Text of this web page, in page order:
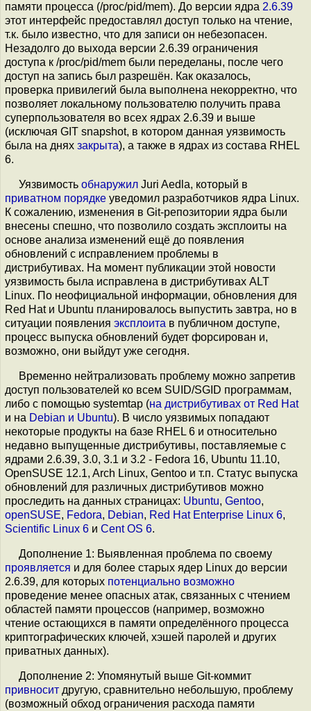
памяти процесса (/proc/pid/mem). До версии ядра 2.6.39
этот интерфейс предоставлял доступ только на чтение,
т.к. было известно, что для записи он небезопасен.
Незадолго до выхода версии 2.6.39 ограничения
доступа к /proc/pid/mem были переделаны, после чего
доступ на запись был разрешён. Как оказалось,
проверка привилегий была выполнена некорректно, что
позволяет локальному пользователю получить права
суперпользователя во всех ядрах 2.6.39 и выше
(исключая GIT snapshot, в котором данная уязвимость
была на днях закрыта), а также в ядрах из состава RHEL
6.
Уязвимость обнаружил Juri Aedla, который в
приватном порядке уведомил разработчиков ядра Linux.
К сожалению, изменения в Git-репозитории ядра были
внесены спешно, что позволило создать эксплоиты на
основе анализа изменений ещё до появления
обновлений с исправлением проблемы в
дистрибутивах. На момент публикации этой новости
уязвимость была исправлена в дистрибутивах ALT
Linux. По неофициальной информации, обновления для
Red Hat и Ubuntu планировалось выпустить завтра, но в
ситуации появления эксплоита в публичном доступе,
процесс выпуска обновлений будет форсирован и,
возможно, они выйдут уже сегодня.
Временно нейтрализовать проблему можно запретив
доступ пользователей ко всем SUID/SGID программам,
либо с помощью systemtap (на дистрибутивах от Red Hat
и на Debian и Ubuntu). В число уязвимых попадают
некоторые продукты на базе RHEL 6 и относительно
недавно выпущенные дистрибутивы, поставляемые с
ядрами 2.6.39, 3.0, 3.1 и 3.2 - Fedora 16, Ubuntu 11.10,
OpenSUSE 12.1, Arch Linux, Gentoo и т.п. Статус выпуска
обновлений для различных дистрибутивов можно
проследить на данных страницах: Ubuntu, Gentoo,
openSUSE, Fedora, Debian, Red Hat Enterprise Linux 6,
Scientific Linux 6 и Cent OS 6.
Дополнение 1: Выявленная проблема по своему
проявляется и для более старых ядер Linux до версии
2.6.39, для которых потенциально возможно
проведение менее опасных атак, связанных с чтением
областей памяти процессов (например, возможно
чтение остающихся в памяти определённого процесса
криптографических ключей, хэшей паролей и других
приватных данных).
Дополнение 2: Упомянутый выше Git-коммит
привносит другую, сравнительно небольшую, проблему
(возможный обход ограничения расхода памяти